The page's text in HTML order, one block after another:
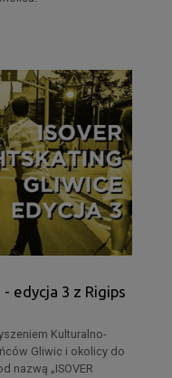
edycja 3 z Rigips
Kulturalno-
Gliwic i okolicy do
nazwą „ISOVER